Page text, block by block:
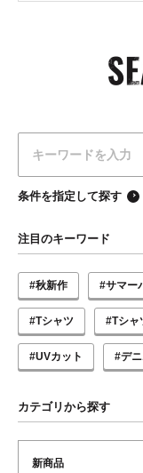
条件を指定して探す
注目のキーワード
#秋新作 #サマー
#Tシャツ #Tシャ
#UVカット #デ
カテゴリから探す
新商品